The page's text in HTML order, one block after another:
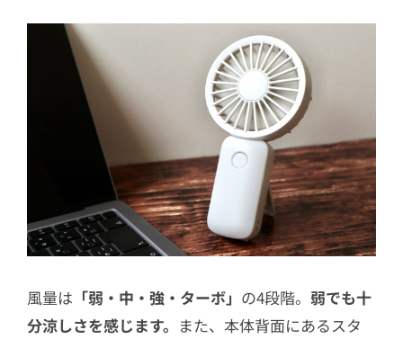
風量は 「弱・中・強・ターボ」 の4段階。 弱でも十
分涼しさを感じます。 また、本体背面にあるスタ